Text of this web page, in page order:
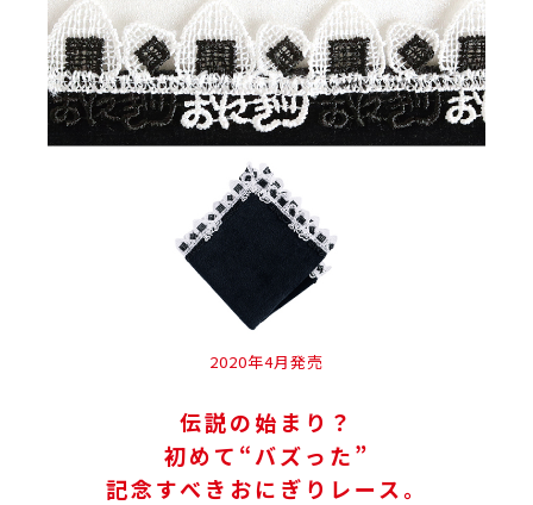
2020年4月発売
伝説の始まり？
初めて“バズった”
記念すべきおにぎりレース。